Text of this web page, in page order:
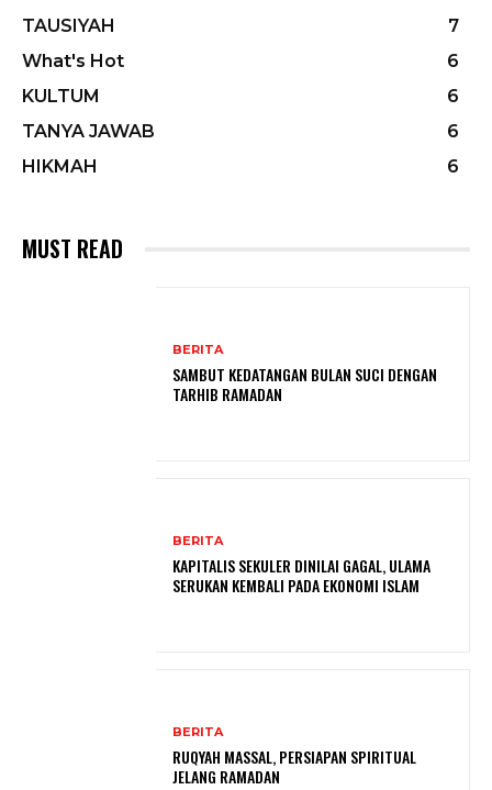
TAUSIYAH
7
What's Hot
6
KULTUM
6
TANYA JAWAB
6
HIKMAH
6
MUST READ
BERITA
SAMBUT KEDATANGAN BULAN SUCI DENGAN
TARHIB RAMADAN
BERITA
KAPITALIS SEKULER DINILAI GAGAL, ULAMA
SERUKAN KEMBALI PADA EKONOMI ISLAM
BERITA
RUQYAH MASSAL, PERSIAPAN SPIRITUAL
JELANG RAMADAN